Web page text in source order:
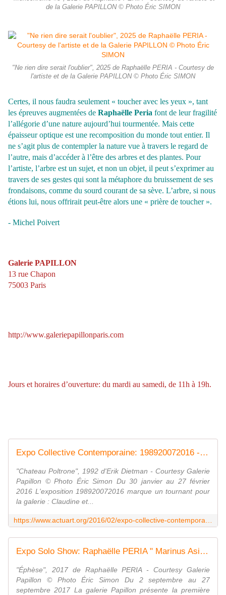
de la Galerie PAPILLON © Photo Éric SIMON
"Ne rien dire serait l'oublier", 2025 de Raphaëlle PERIA - Courtesy de
l'artiste et de la Galerie PAPILLON © Photo Éric SIMON
Certes, il nous faudra seulement « toucher avec les yeux », tant
les épreuves augmentées de Raphaëlle Peria font de leur fragilité
l’allégorie d’une nature aujourd’hui tourmentée. Mais cette
épaisseur optique est une recomposition du monde tout entier. Il
ne s’agit plus de contempler la nature vue à travers le regard de
l’autre, mais d’accéder à l’être des arbres et des plantes. Pour
l’artiste, l’arbre est un sujet, et non un objet, il peut s’exprimer au
travers de ses gestes qui sont la métaphore du bruissement de ses
frondaisons, comme du sourd courant de sa sève. L’arbre, si nous
étions lui, nous offrirait peut-être alors une « prière de toucher ».
- Michel Poivert
Galerie PAPILLON
13 rue Chapon
75003 Paris
http://www.galeriepapillonparis.com
Jours et horaires d’ouverture: du mardi au samedi, de 11h à 19h.
Expo Collective Contemporaine: 198920072016 - ACTUART by Eric SIMON
"Chateau Poltrone", 1992 d'Erik Dietman - Courtesy Galerie
Papillon © Photo Éric Simon Du 30 janvier au 27 février
2016 L'exposition 198920072016 marque un tournant pour
la galerie : Claudine et...
Expo Solo Show: Raphaëlle PERIA " Marinus Asiaticus " - ACTUART by Eric SIMON
"Éphèse", 2017 de Raphaëlle PERIA - Courtesy Galerie
Papillon © Photo Éric Simon Du 2 septembre au 27
septembre 2017 La galerie Papillon présente la première